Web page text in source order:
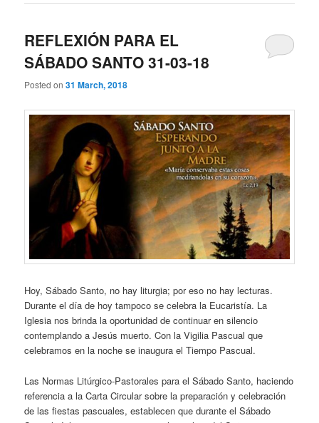
REFLEXIÓN PARA EL
SÁBADO SANTO 31-03-18
Posted on31 March, 2018
Hoy, Sábado Santo, no hay liturgia; por eso no hay lecturas.
Durante el día de hoy tampoco se celebra la Eucaristía. La
Iglesia nos brinda la oportunidad de continuar en silencio
contemplando a Jesús muerto. Con la Vigilia Pascual que
celebramos en la noche se inaugura el Tiempo Pascual.
Las Normas Litúrgico-Pastorales para el Sábado Santo, haciendo
referencia a la Carta Circular sobre la preparación y celebración
de las fiestas pascuales, establecen que durante el Sábado